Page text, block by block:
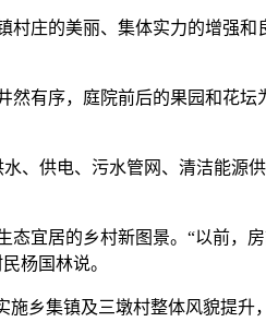
庄的美丽、集体实力的增强
有序，庭院前后的果园和花
、供电、污水管网、清洁能
宜居的乡村新图景。“以前，
杨国林说。
乡集镇及三墩村整体风貌提升